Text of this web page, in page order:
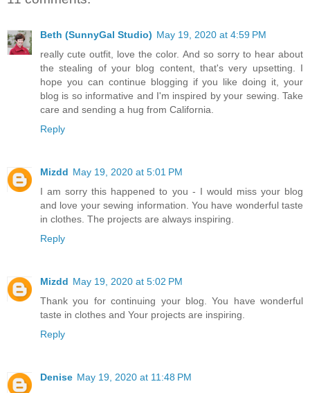
Beth (SunnyGal Studio) May 19, 2020 at 4:59 PM
really cute outfit, love the color. And so sorry to hear about
the stealing of your blog content, that's very upsetting. I
hope you can continue blogging if you like doing it, your
blog is so informative and I'm inspired by your sewing. Take
care and sending a hug from California.
Reply
Mizdd May 19, 2020 at 5:01 PM
I am sorry this happened to you - I would miss your blog
and love your sewing information. You have wonderful taste
in clothes. The projects are always inspiring.
Reply
Mizdd May 19, 2020 at 5:02 PM
Thank you for continuing your blog. You have wonderful
taste in clothes and Your projects are inspiring.
Reply
Denise May 19, 2020 at 11:48 PM